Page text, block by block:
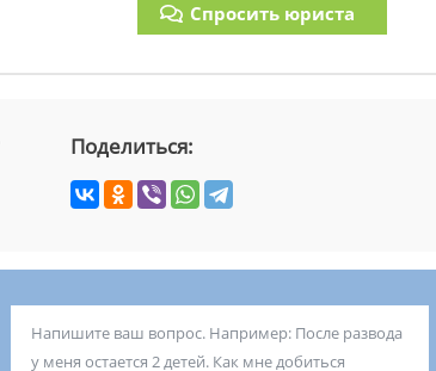
Спросить юриста
Поделиться: